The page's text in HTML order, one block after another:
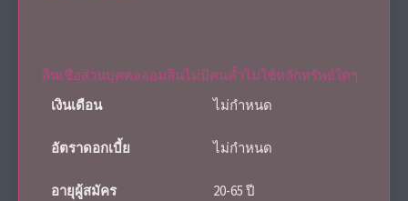
สินเชื่อส่วนบุคคลออมสินไม่มีคนค้ำไม่ใช้หลักทรัพย์ใดๆ
เงินเดือน
ไม่กำหนด
อัตราดอกเบี้ย ไม่กำหนด
อายุผู้สมัคร 20-65 ปี